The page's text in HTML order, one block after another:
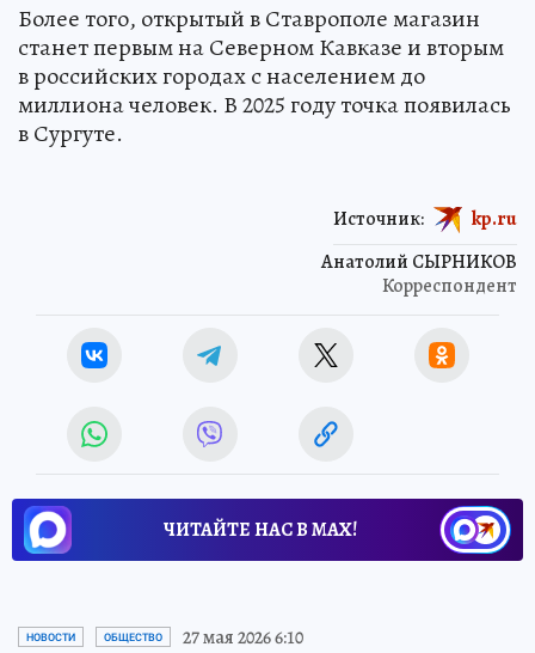
Более того, открытый в Ставрополе магазин
станет первым на Северном Кавказе и вторым
в российских городах с населением до
миллиона человек. В 2025 году точка появилась
в Сургуте.
Анатолий СЫРНИКОВ
Корреспондент
Источник: kp.ru
ЧИТАЙТЕ НАС В МАХ!
НОВОСТИ ОБЩЕСТВО 27 мая 2026 6:10